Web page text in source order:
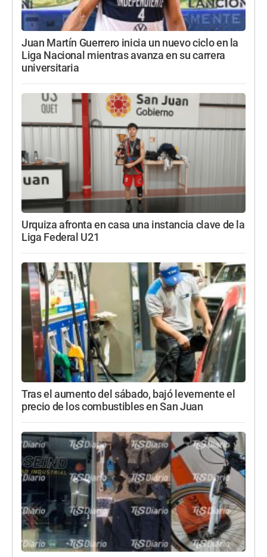
Juan Martín Guerrero inicia un nuevo ciclo en la
Liga Nacional mientras avanza en su carrera
universitaria
Urquiza afronta en casa una instancia clave de la
Liga Federal U21
Tras el aumento del sábado, bajó levemente el
precio de los combustibles en San Juan